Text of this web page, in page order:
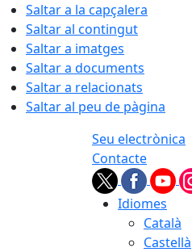
Saltar a la capçalera
Saltar al contingut
Saltar a imatges
Saltar a documents
Saltar a relacionats
Saltar al peu de pàgina
Seu electrònica
Contacte
Idiomes
Català
Castellà